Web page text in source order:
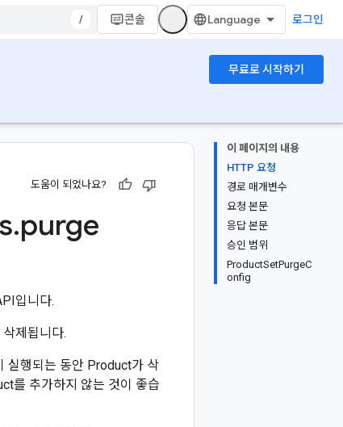
/ 콘솔 로그인
무료로 시작하기
이 페이지의 내용
HTTP 요청
경로 매개변수
요청 본문
응답 본문
승인 범위
ProductSetPurgeC
onfig
도움이 되었나요?
.purge
입니다.
제됩니다.
실행되는 동안 Product가 삭
를 추가하지 않는 것이 좋습